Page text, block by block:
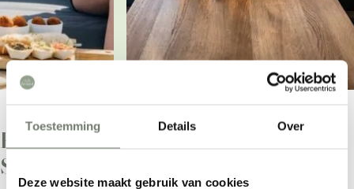
Toestemming Details Over
Deze website maakt gebruik van cookies
Entdecke das wohltuende
Seebad